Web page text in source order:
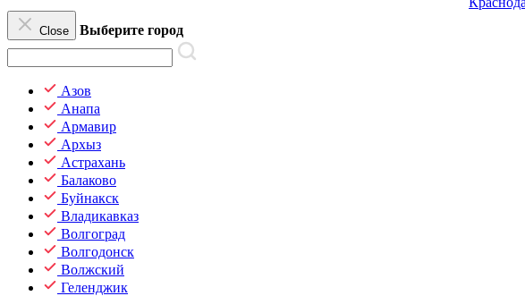
Close Выберите город
Азов
Анапа
Армавир
Архыз
Астрахань
Балаково
Буйнакск
Владикавказ
Волгоград
Волгодонск
Волжский
Геленджик